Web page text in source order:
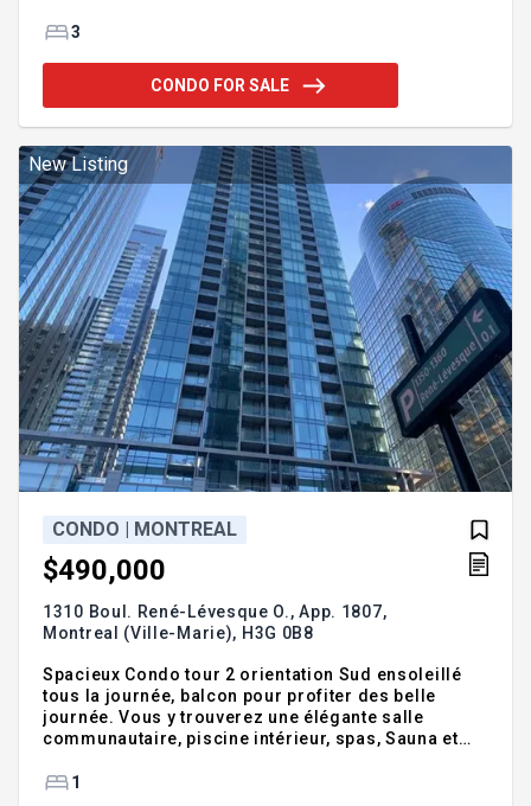
gamme. Deux balcons d'angle, dont un avec vue
feux d'artifice. À distance de marche de la Tour de
l'Horloge, du Vieux-Port, restaurants et boutiques.
3
CONDO FOR SALE
New Listing
CONDO | MONTREAL
$490,000
1310 Boul. René-Lévesque O., App. 1807,
Montreal (Ville-Marie), H3G 0B8
Spacieux Condo tour 2 orientation Sud ensoleillé
tous la journée, balcon pour profiter des belle
journée. Vous y trouverez une élégante salle
communautaire, piscine intérieur, spas, Sauna et
Le condo comprend 1 espace de storage.
1